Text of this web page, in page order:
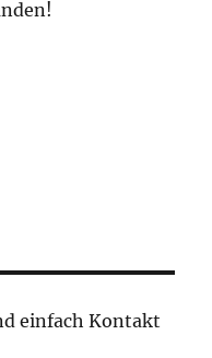
einfach Kontakt